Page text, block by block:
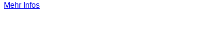
Mehr Infos